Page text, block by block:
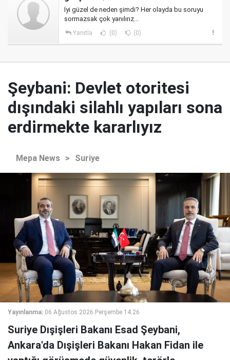
İyi güzel de neden şimdi? Her olayda bu soruyu
sormazsak çok yanılırız...
Yanıtla (0) (0)
Şeybani: Devlet otoritesi
dışındaki silahlı yapıları sona
erdirmekte kararlıyız
Mepa News > Suriye
Yayınlanma: 06 Ağustos 2026 Perşembe 14:26
Suriye Dışişleri Bakanı Esad Şeybani,
Ankara'da Dışişleri Bakanı Hakan Fidan ile